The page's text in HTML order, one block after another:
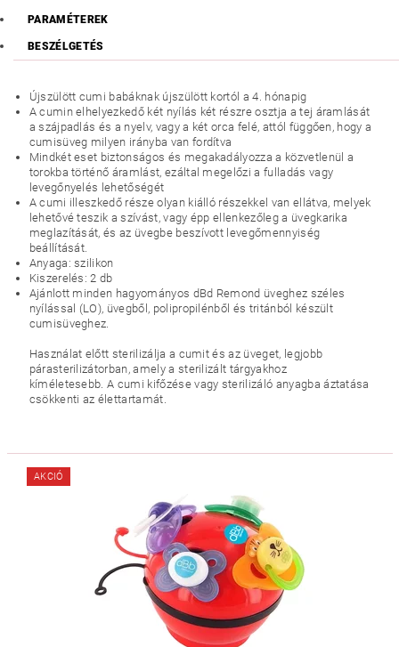
PARAMÉTEREK
BESZÉLGETÉS
Újszülött cumi babáknak újszülött kortól a 4. hónapig
A cumin elhelyezkedő két nyílás két részre osztja a tej áramlását
a szájpadlás és a nyelv, vagy a két orca felé, attól függően, hogy a
cumisüveg milyen irányba van fordítva
Mindkét eset biztonságos és megakadályozza a közvetlenül a
torokba történő áramlást, ezáltal megelőzi a fulladás vagy
levegőnyelés lehetőségét
A cumi illeszkedő része olyan kiálló részekkel van ellátva, melyek
lehetővé teszik a szívást, vagy épp ellenkezőleg a üvegkarika
meglazítását, és az üvegbe beszívott levegőmennyiség
beállítását.
Anyaga: szilikon
Kiszerelés: 2 db
Ajánlott minden hagyományos dBd Remond üveghez széles
nyílással (LO), üvegből, polipropilénből és tritánból készült
cumisüveghez.
Használat előtt sterilizálja a cumit és az üveget, legjobb
párasterilizátorban, amely a sterilizált tárgyakhoz
kíméletesebb.A cumi kifőzése vagy sterilizáló anyagba áztatása
csökkenti az élettartamát.
AKCIÓ